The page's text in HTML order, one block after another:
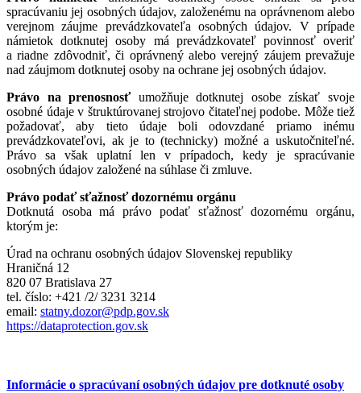
spracúvaniu jej osobných údajov, založenému na oprávnenom alebo
verejnom záujme prevádzkovateľa osobných údajov. V prípade
námietok dotknutej osoby má prevádzkovateľ povinnosť overiť
a riadne zdôvodniť, či oprávnený alebo verejný záujem prevažuje
nad záujmom dotknutej osoby na ochrane jej osobných údajov.
Právo na prenosnosťumožňuje dotknutej osobe získať svoje
osobné údaje v štruktúrovanej strojovo čitateľnej podobe. Môže tiež
požadovať, aby tieto údaje boli odovzdané priamo inému
prevádzkovateľovi, ak je to (technicky) možné a uskutočniteľné.
Právo sa však uplatní len v prípadoch, kedy je spracúvanie
osobných údajov založené na súhlase či zmluve.
Právo podať sťažnosť dozornému orgánu
Dotknutá osoba má právo podať sťažnosť dozornému orgánu,
ktorým je:
Úrad na ochranu osobných údajov Slovenskej republiky
Hraničná 12
820 07 Bratislava 27
tel. číslo: +421 /2/ 3231 3214
email: statny.dozor@pdp.gov.sk
https://dataprotection.gov.sk
Informácie o spracúvaní osobných údajov pre dotknuté osoby